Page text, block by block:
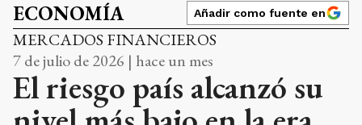
ECONOMÍA Añadir como fuente en
MERCADOS FINANCIEROS
7 de julio de 2026 | hace un mes
El riesgo país alcanzó su